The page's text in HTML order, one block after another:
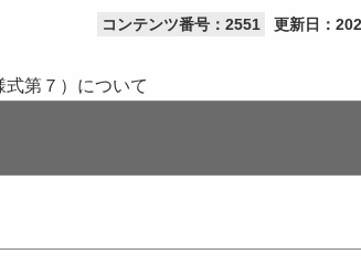
コンテンツ番号：2551 更新日：
第７）について